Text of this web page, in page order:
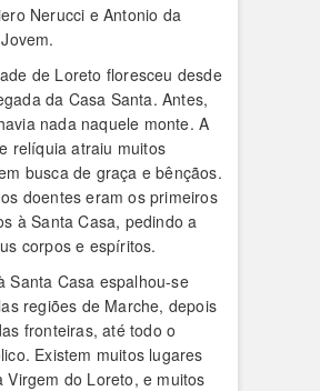
Nerucci e Antonio da
de Loreto floresceu desde
da Casa Santa. Antes,
nada naquele monte. A
relíquia atraiu muitos
busca de graça e bênçãos.
doentes eram os primeiros
à Santa Casa, pedindo a
corpos e espíritos.
Santa Casa espalhou-se
regiões de Marche, depois
fronteiras, até todo o
Existem muitos lugares
Virgem do Loreto, e muitos